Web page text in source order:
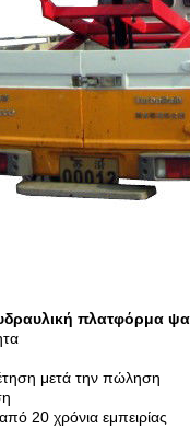
υδραυλική πλατφόρμα
μετά την πώληση
20 χρόνια εμπειρίας